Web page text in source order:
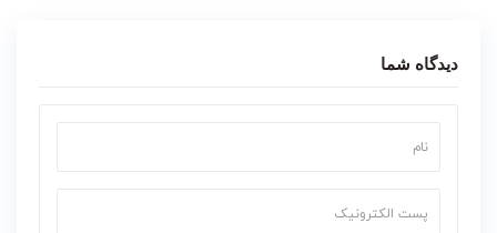
دیدگاه شما